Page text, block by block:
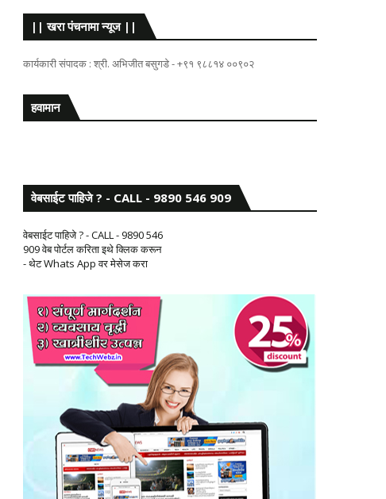
|| खरा पंचनामा न्यूज ||
कार्यकारी संपादक : श्री. अभिजीत बसुगडे - +९१ ९८८१४ ००९०२
हवामान
वेबसाईट पाहिजे ? - CALL - 9890 546 909
वेबसाईट पाहिजे ? - CALL - 9890 546
909 वेब पोर्टल करिता इथे क्लिक करून
- थेट Whats App वर मेसेज करा